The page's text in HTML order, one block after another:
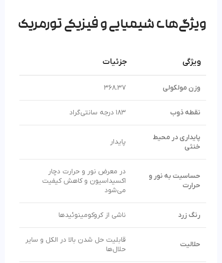
ویژگی‌های شیمیایی و فیزیکی تورمریک
ویژگی جزئیات
وزن مولکولی 368.37
نقطه ذوب 183 درجه سانتی‌گراد
پایداری در محیط
خنثی
پایدار
حساسیت به نور و
حرارت
در معرض نور و حرارت دچار
اکسیداسیون و کاهش کیفیت
می‌شود
رنگ زرد ناشی از کروکومینوئیدها
حلالیت
قابلیت حل شدن بالا در الکل و سایر
حلال‌ها